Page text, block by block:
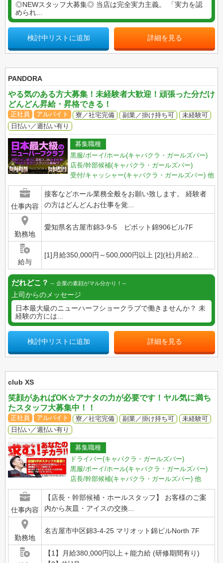
◎NEWスタッフ大募集◎ 当店は完全実力主義。 「実力を認
められ...
検討中リストに追加 詳細を見る
PANDORA
やる気のある方大募集！未経験者大歓迎！頑張った分だけ
どんどん昇給・昇格できる！
正社員 アルバイト 寮／社宅完備 副業／掛け持ち可
未経験可
日払い／週払い有り
募集職種
黒服/ボーイ/ホール(キャバクラ・ガールズバー)
店長/幹部候補(キャバクラ・ガールズバー)
受付/キャッシャー(キャバクラ・ガールズバー) 他
仕事内容
接客などホール業務全般をお願い致します。 経験者
の方はどんどんお仕事を覚...
勤務地
愛知県名古屋市錦3-9-5 ピボット錦906ビル7F
給与
[1]月給350,000円～500,000円以上 [2](社)月給2...
だれどこ？ 企業の素顔がマル分かり！
上司からのメッセージ
日本最大級のニューハーフショークラブで働きませんか？ 未
経験の方には...
検討中リストに追加 詳細を見る
club XS
笑顔があればOK☆アナタの力が必要です！ヤル気に満ち
たスタッフ大募集中！！
正社員 アルバイト 寮／社宅完備 副業／掛け持ち可
未経験可
日払い／週払い有り
募集職種
ドライバー(キャバクラ・ガールズバー)
黒服/ボーイ/ホール(キャバクラ・ガールズバー)
店長/幹部候補(キャバクラ・ガールズバー) 他
仕事内容
【店長・幹部候補・ホールスタッフ】 お客様のご案
内から灰皿・アイスの交換...
勤務地
名古屋市中区錦3-4-25 マリオット錦ビルNorth 7F
【1】月給380,000円以上＋能力給 (研修期間有り)